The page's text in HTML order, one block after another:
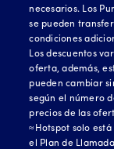
necesarios. Los
se pueden
condiciones
Los descuentos
oferta, además,
pueden cambiar
según el número
precios de las
≈Hotspot solo
el Plan de